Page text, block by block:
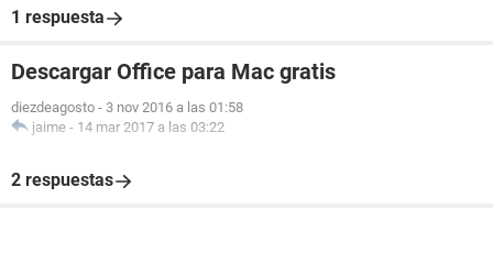
1 respuesta
Descargar Office para Mac gratis
diezdeagosto - 3 nov 2016 a las 01:58
jaime - 14 mar 2017 a las 03:22
2 respuestas